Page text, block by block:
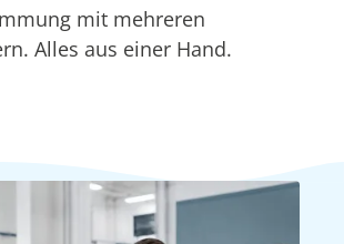
mit mehreren
Alles aus einer Hand.